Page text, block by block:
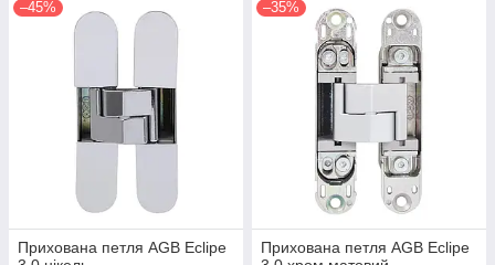
–45%
Прихована петля AGB Eclipe
–35%
Прихована петля AGB Eclipe